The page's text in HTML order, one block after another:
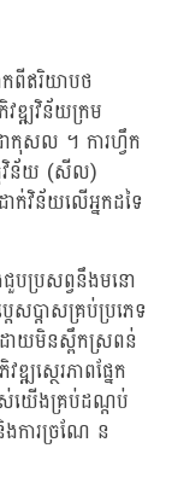
កពីឥរិយាបថ
ឌ្ឍវិន័យក្រម
ាកុសល ។ ការហ្វឹក
តវិន័យ (សីល)
វិន័យលើអ្នកដទៃ
ជួបប្រសព្វនឹងមនោ
សប្តាសគ្រប់ប្រភេទ
ោយមិនស្ពឹកស្រពន់
ស្ថេរភាពផ្នែក
ស់យើងគ្រប់ដណ្តប់
ការច្រណែ ន